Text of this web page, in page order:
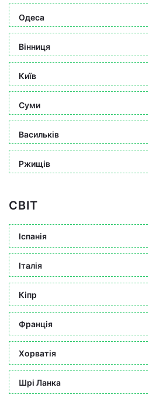
Одеса
Вінниця
Київ
Суми
Васильків
Ржищів
СВІТ
Іспанія
Італія
Кіпр
Франція
Хорватія
Шрі Ланка